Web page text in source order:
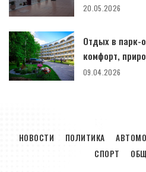
20.05.2026
Отдых в парк-
комфорт,
09.04.2026
НОВОСТИ ПОЛИТИКА
СПОРТ